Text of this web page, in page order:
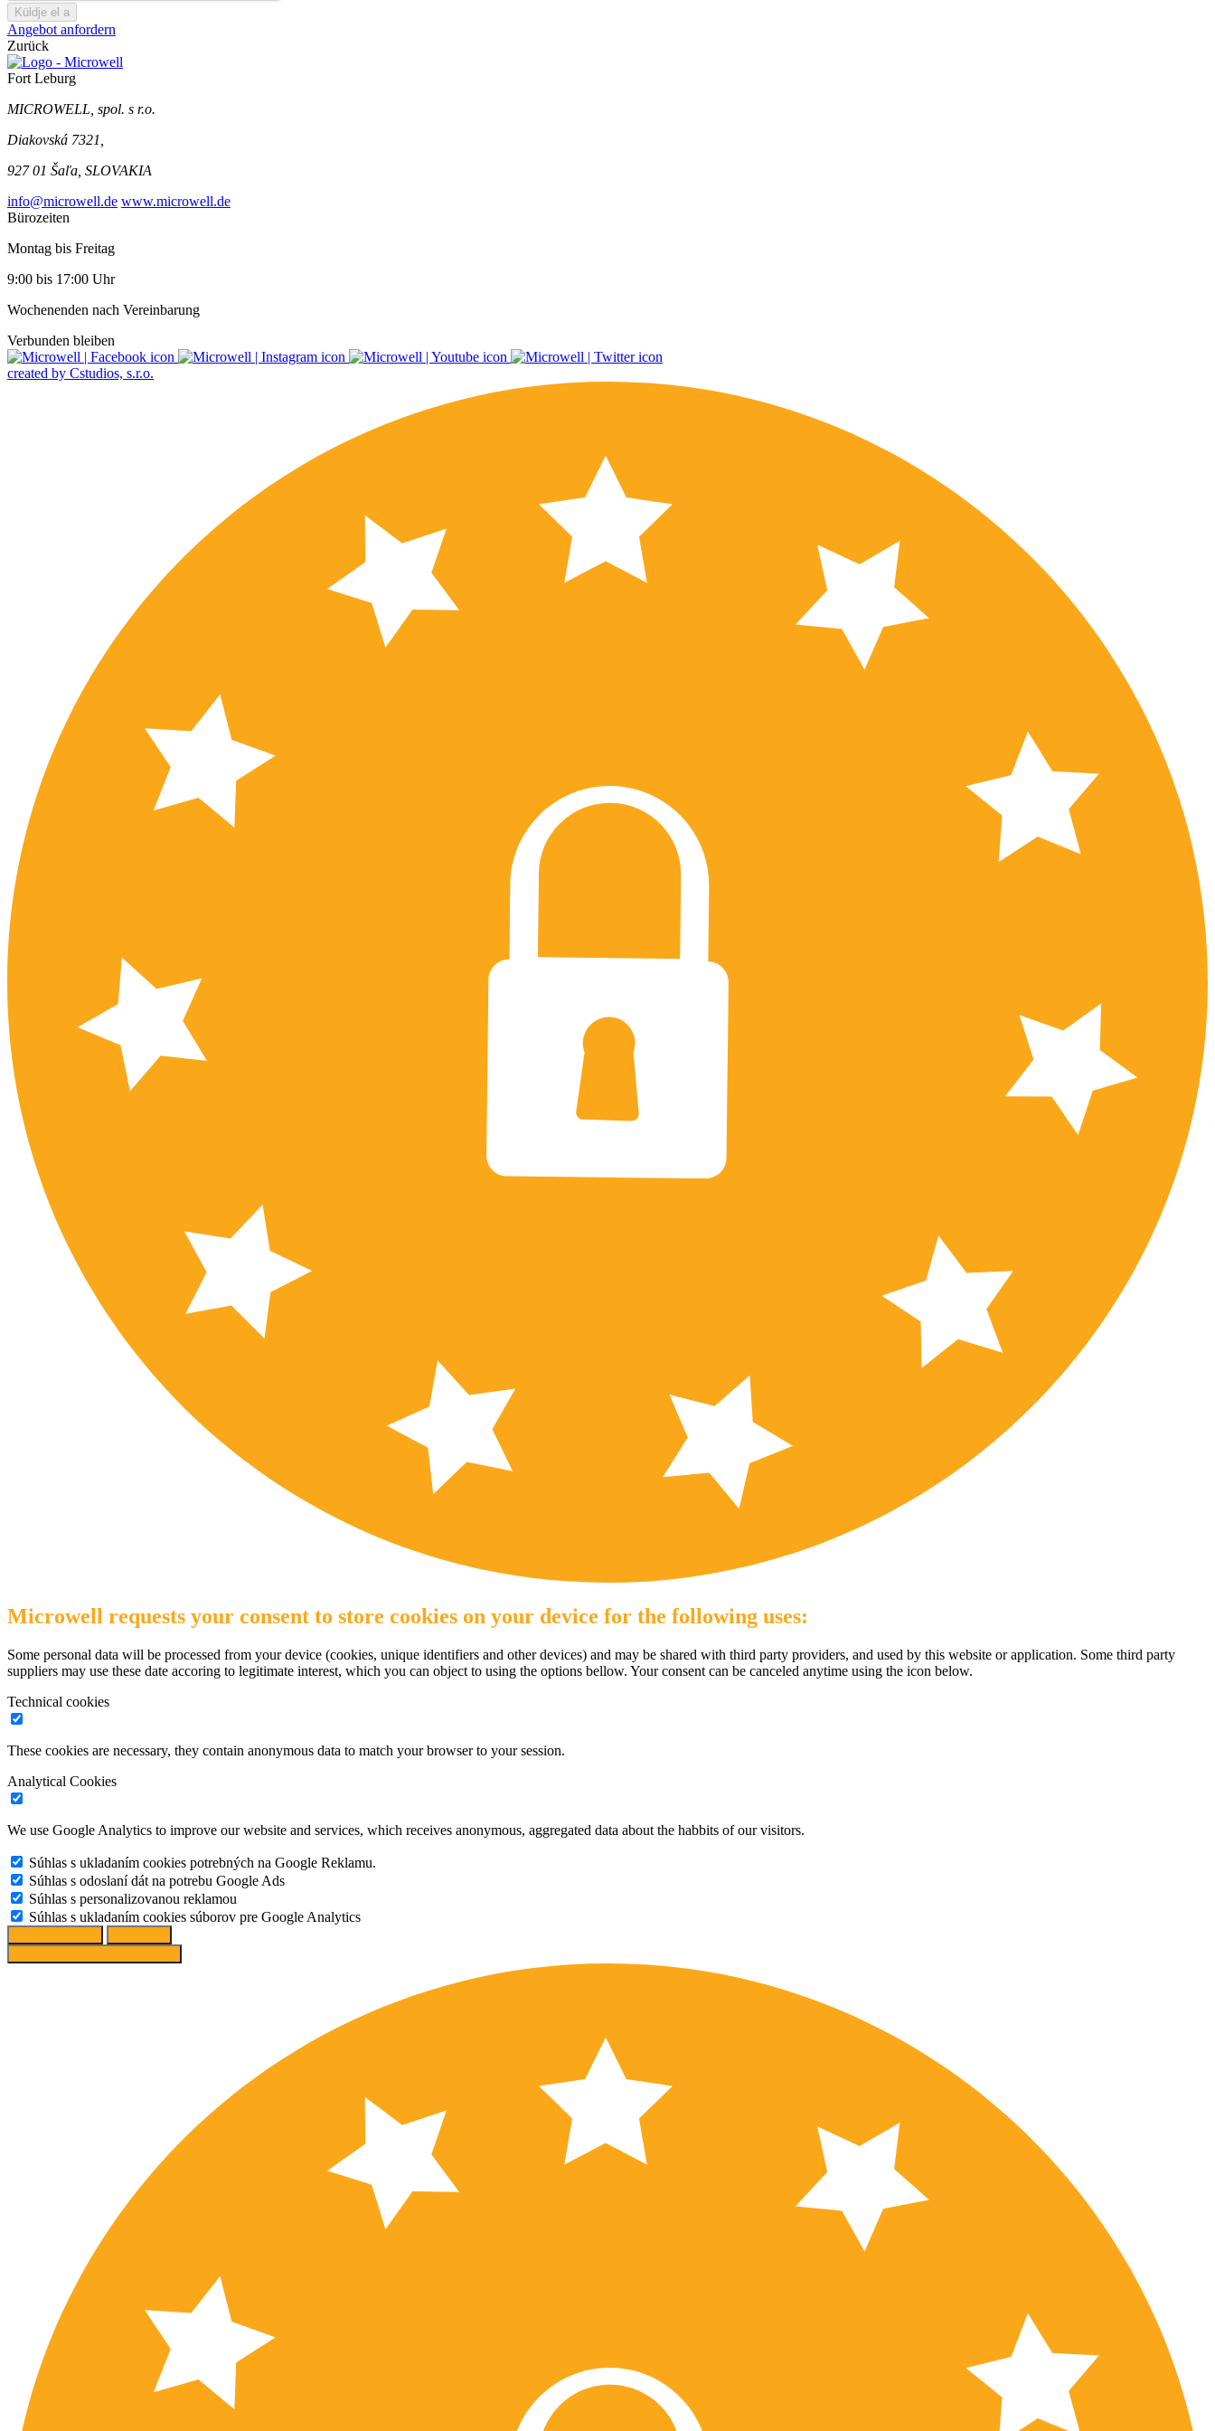
Küldje el a
Angebot anfordern
Zurück
Fort Leburg
MICROWELL, spol. s r.o.
Diakovská 7321,
927 01 Šaľa, SLOVAKIA
info@microwell.de www.microwell.de
Bürozeiten
Montag bis Freitag
9:00 bis 17:00 Uhr
Wochenenden nach Vereinbarung
Verbunden bleiben
created by Cstudios, s.r.o.
Microwell requests your consent to store cookies on your device for the following uses:
Some personal data will be processed from your device (cookies, unique identifiers and other devices) and may be shared with third party providers, and used by this website or application. Some third party
suppliers may use these date accoring to legitimate interest, which you can object to using the options bellow. Your consent can be canceled anytime using the icon below.
Technical cookies
These cookies are necessary, they contain anonymous data to match your browser to your session.
Analytical Cookies
We use Google Analytics to improve our website and services, which receives anonymous, aggregated data about the habbits of our visitors.
Súhlas s ukladaním cookies potrebných na Google Reklamu.
Súhlas s odoslaní dát na potrebu Google Ads
Súhlas s personalizovanou reklamou
Súhlas s ukladaním cookies súborov pre Google Analytics